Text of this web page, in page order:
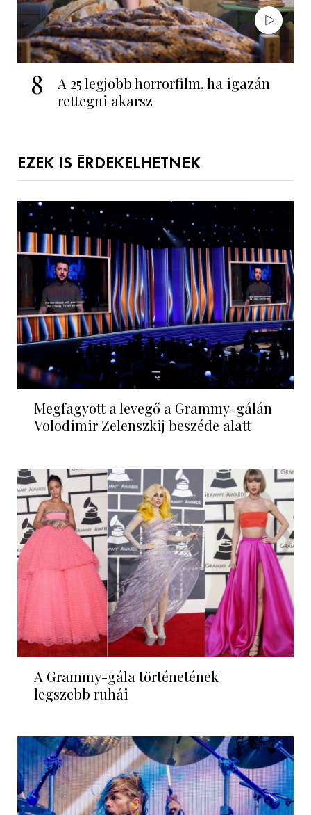
8
A 25 legjobb horrorfilm, ha igazán
rettegni akarsz
EZEK IS ÉRDEKELHETNEK
Megfagyott a levegő a Grammy-gálán
Volodimir Zelenszkij beszéde alatt
A Grammy-gála történetének
legszebb ruhái